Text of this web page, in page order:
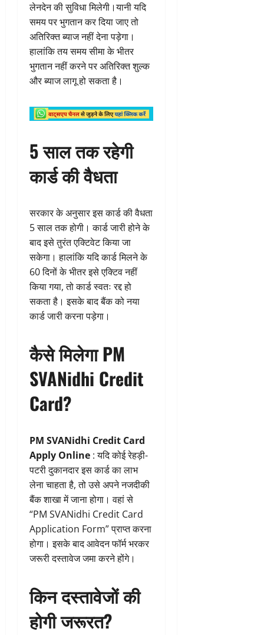
लेनदेन की सुविधा मिलेगी।यानी यदि
समय पर भुगतान कर दिया जाए तो
अतिरिक्त ब्याज नहीं देना पड़ेगा।
हालांकि तय समय सीमा के भीतर
भुगतान नहीं करने पर अतिरिक्त शुल्क
और ब्याज लागू हो सकता है।
5 साल तक रहेगी
कार्ड की वैधता
सरकार के अनुसार इस कार्ड की वैधता
5 साल तक होगी। कार्ड जारी होने के
बाद इसे तुरंत एक्टिवेट किया जा
सकेगा। हालांकि यदि कार्ड मिलने के
60 दिनों के भीतर इसे एक्टिव नहीं
किया गया, तो कार्ड स्वतः रद्द हो
सकता है। इसके बाद बैंक को नया
कार्ड जारी करना पड़ेगा।
कैसे मिलेगा PM
SVANidhi Credit
Card?
PM SVANidhi Credit Card
Apply Online : यदि कोई रेहड़ी-
पटरी दुकानदार इस कार्ड का लाभ
लेना चाहता है, तो उसे अपने नजदीकी
बैंक शाखा में जाना होगा। वहां से
“PM SVANidhi Credit Card
Application Form” प्राप्त करना
होगा। इसके बाद आवेदन फॉर्म भरकर
जरूरी दस्तावेज जमा करने होंगे।
किन दस्तावेजों की
होगी जरूरत?